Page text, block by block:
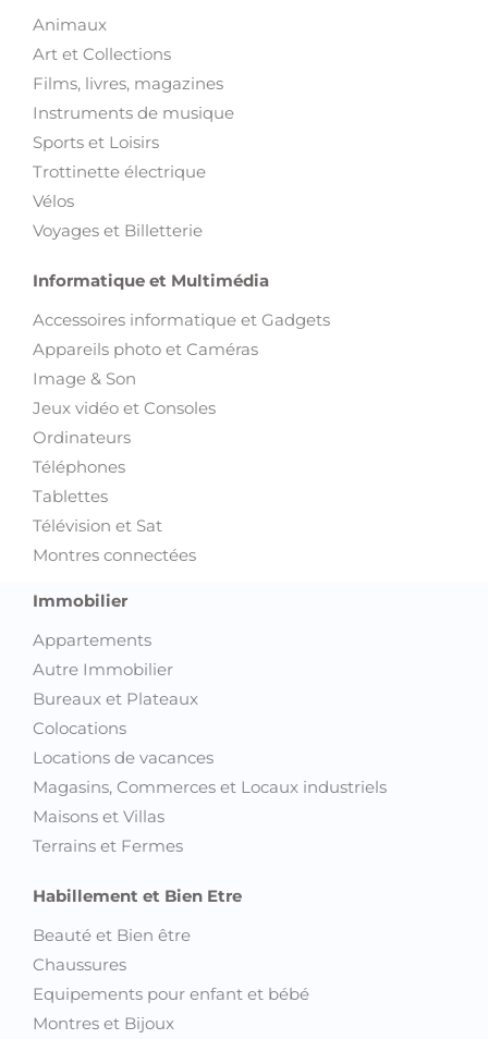
Animaux
Art et Collections
Films, livres, magazines
Instruments de musique
Sports et Loisirs
Trottinette électrique
Vélos
Voyages et Billetterie
Informatique et Multimédia
Accessoires informatique et Gadgets
Appareils photo et Caméras
Image & Son
Jeux vidéo et Consoles
Ordinateurs
Téléphones
Tablettes
Télévision et Sat
Montres connectées
Immobilier
Appartements
Autre Immobilier
Bureaux et Plateaux
Colocations
Locations de vacances
Magasins, Commerces et Locaux industriels
Maisons et Villas
Terrains et Fermes
Habillement et Bien Etre
Beauté et Bien être
Chaussures
Equipements pour enfant et bébé
Montres et Bijoux